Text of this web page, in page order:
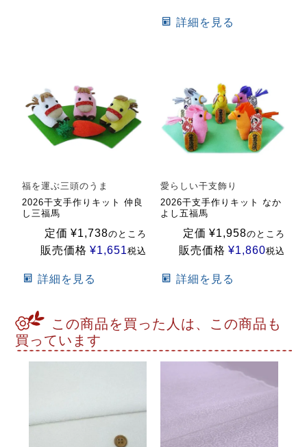
詳細を見る
福を運ぶ三頭のうま
2026干支手作りキット 仲良
し三福馬
定価 ¥1,738のところ
販売価格 ¥1,651税込
詳細を見る
愛らしい干支飾り
2026干支手作りキット なか
よし五福馬
定価 ¥1,958のところ
販売価格 ¥1,860税込
詳細を見る
この商品を買った人は、この商品も
買っています